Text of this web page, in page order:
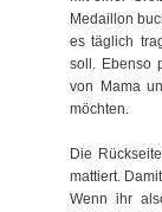
Medaillon
es täglich
soll. Ebenso
von Mama
möchten.
Die
mattiert.
Wenn ihr